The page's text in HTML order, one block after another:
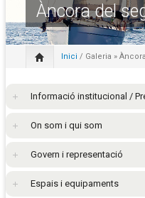
Àncora del
Inici / Galeria »
Informació institucional /
On som i qui som
Govern i representació
Espais i equipaments